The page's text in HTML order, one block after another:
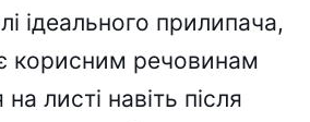
ідеального прилипача,
корисним речовинам
листі навіть після